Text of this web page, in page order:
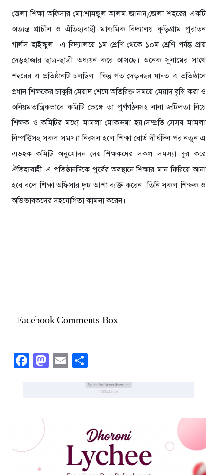
জেলা শিক্ষা অফিসার মো:শামছুল আলম জানান,জেলা শহরের একটি
অত্যন্ত প্রাচীন ও ঐতিহ্যবাহী মাধ্যমিক বিদ্যালয় কুড়িগ্রাম পুরাতন
গার্লস হাইস্কুল। এ বিদ্যালয়ে ১ম শ্রেণি থেকে ১০ম শ্রেণি পর্যন্ত প্রায়
দেড়হাজার ছাত্র-ছাত্রী অধ্যয়ন করে আসছে। অনেক সুনামের সাথে
শহরের এ প্রতিষ্ঠানটি চলছিল। কিন্তু গত দেড়বছর যাবত এ প্রতিষ্ঠানে
প্রধান শিক্ষকের চাকুরি মেয়াদ শেষে অতিরিক্ত সময়ে মেয়াদ বৃদ্ধি করা ও
অনিয়মতান্ত্রিকভাবে কমিটি ভেঙ্গে তা পুর্ণগঠনসহ নানা জটিলতা নিয়ে
শিক্ষক ও কমিটির মধ্যে মামলা মোকদ্দমা হয়।সম্প্রতি সেসব মামলা
নিস্পত্তিসহ সকল সমস্যা নিরসন হলে শিক্ষা বোর্ড দীর্ঘদিন পর নতুন এ
এডহক কমিটি অনুমোদন দেয়।শিক্ষকদের সকল সমস্যা দুর করে
ঐতিহ্যবাহী এ প্রতিষ্ঠানটিকে পুর্বের অবস্থানে শিক্ষার মান ফিরিয়ে আনা
হবে বলে শিক্ষা অফিসার দৃঢ আশা ব্যক্ত করেন। তিনি সকল শিক্ষক ও
অভিভাবকদের সহযোগিতা কামনা করেন।
Facebook Comments Box
Facebook
Mastodon
Email